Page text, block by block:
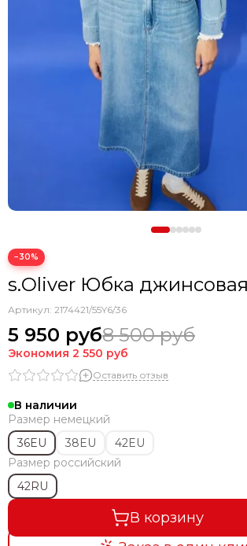
−30%
s.Oliver Юбка джинсовая
Артикул: 2174421/55Y6/36
5 950 руб8 500 руб
Экономия 2 550 руб
Оставить отзыв
В наличии
Размер немецкий
36EU
38EU
42EU
Размер российский
42RU
В корзину